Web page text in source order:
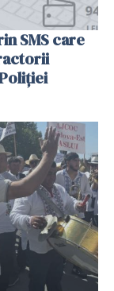
SMS care